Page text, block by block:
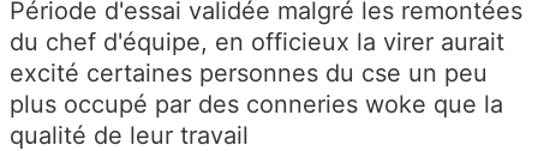
Période d'essai validée malgré les remontées
du chef d'équipe, en officieux la virer aurait
excité certaines personnes du cse un peu
plus occupé par des conneries woke que la
qualité de leur travail